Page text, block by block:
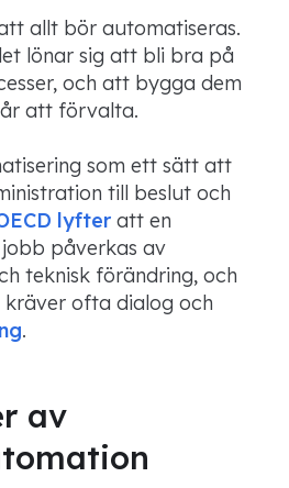
allt bör automatiseras.
lönar sig att bli bra på
och att bygga dem
att förvalta.
som ett sätt att
till beslut och
lyfter att en
påverkas av
teknisk förändring, och
ofta dialog och
.
av